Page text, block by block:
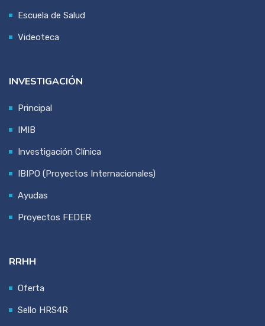
Escuela de Salud
Videoteca
INVESTIGACIÓN
Principal
IMIB
Investigación Clínica
IBIPO (Proyectos Internacionales)
Ayudas
Proyectos FEDER
RRHH
Oferta
Sello HRS4R